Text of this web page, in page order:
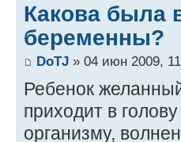
Какова была
беременны?
DoTJ » 04 июн 2009,
Ребенок
приходит в
организму,